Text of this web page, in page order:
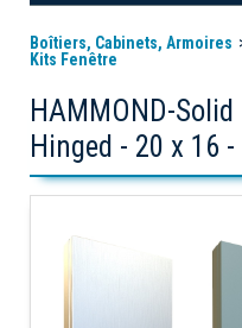
Boîtiers, Cabinets, Armoires
Kits Fenêtre
HAMMOND-
Hinged - 20 x 16